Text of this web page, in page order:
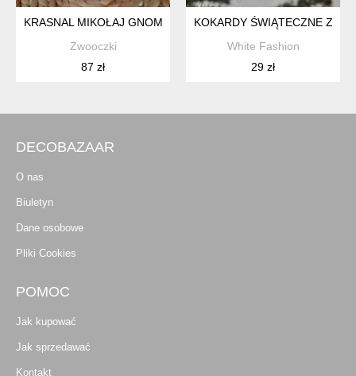
KRASNAL MIKOŁAJ GNOM MASKOTKA HANDMADE
Zwooczki
87 zł
KOKARDY ŚWIĄTECZNE Z
White Fashion
29 zł
DECOBAZAAR
O nas
Biuletyn
Dane osobowe
Pliki Cookies
POMOC
Jak kupować
Jak sprzedawać
Kontakt